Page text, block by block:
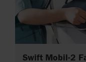
Swift Mobil-2